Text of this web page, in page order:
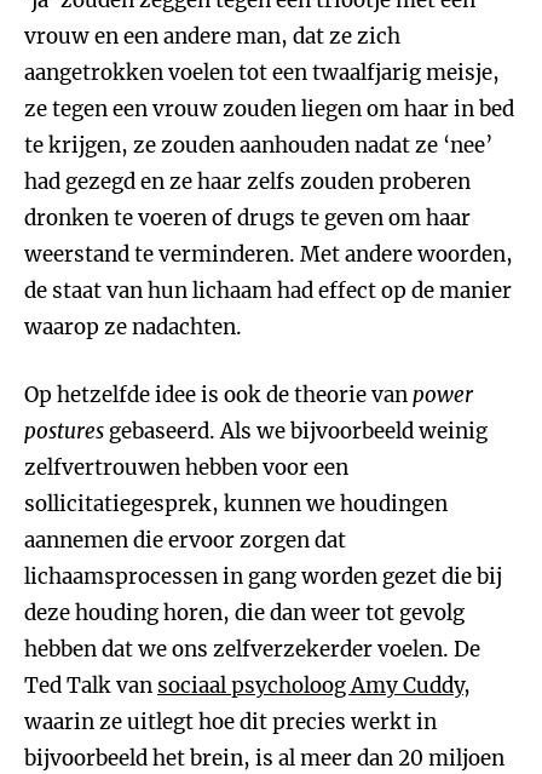
vrouw en een andere man, dat ze zich
aangetrokken voelen tot een twaalfjarig meisje,
ze tegen een vrouw zouden liegen om haar in bed
te krijgen, ze zouden aanhouden nadat ze ‘nee’
had gezegd en ze haar zelfs zouden proberen
dronken te voeren of drugs te geven om haar
weerstand te verminderen. Met andere woorden,
de staat van hun lichaam had effect op de manier
waarop ze nadachten.
Op hetzelfde idee is ook de theorie vanpower
postures gebaseerd. Als we bijvoorbeeld weinig
zelfvertrouwen hebben voor een
sollicitatiegesprek, kunnen we houdingen
aannemen die ervoor zorgen dat
lichaamsprocessen in gang worden gezet die bij
deze houding horen, die dan weer tot gevolg
hebben dat we ons zelfverzekerder voelen. De
Ted Talk van sociaal psycholoog Amy Cuddy,
waarin ze uitlegt hoe dit precies werkt in
bijvoorbeeld het brein, is al meer dan 20 miljoen